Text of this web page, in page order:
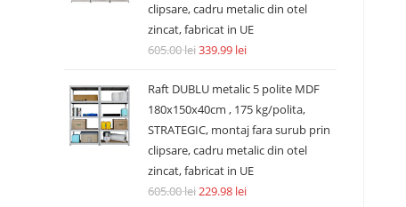
clipsare, cadru metalic din otel
zincat, fabricat in UE
605.00lei339.99 lei
Raft DUBLU metalic 5 polite MDF
180x150x40cm , 175 kg/polita,
STRATEGIC, montaj fara surub prin
clipsare, cadru metalic din otel
zincat, fabricat in UE
605.00lei229.98 lei